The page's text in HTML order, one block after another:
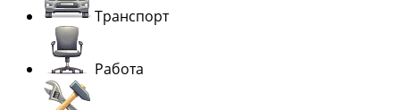
Транспорт
Работа